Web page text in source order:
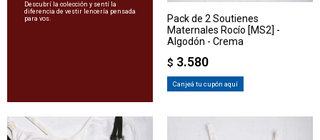
Descubrí la colección y sentí la
diferencia de vestir lencería pensada
para vos.
Pack de 2 Soutienes
Maternales Rocío [MS2] -
Algodón - Crema
$ 3.580
Canjeá tu cupón aquí